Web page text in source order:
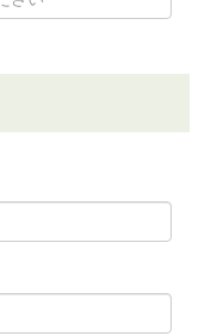
から至近。
ブバスまたはタク
しています。
よりタクシー利用